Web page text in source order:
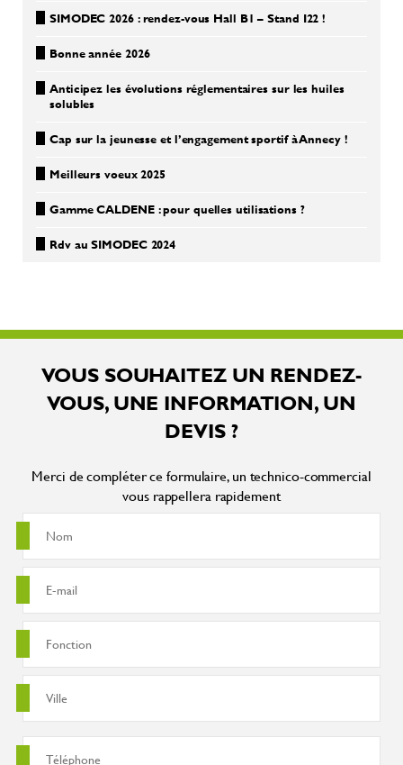
SIMODEC 2026 : rendez-vous Hall B1 – Stand I22 !
Bonne année 2026
Anticipez les évolutions réglementaires sur les huiles
solubles
Cap sur la jeunesse et l’engagement sportif à Annecy !
Meilleurs voeux 2025
Gamme CALDENE : pour quelles utilisations ?
Rdv au SIMODEC 2024
VOUS SOUHAITEZ UN RENDEZ-
VOUS, UNE INFORMATION, UN
DEVIS ?
Merci de compléter ce formulaire, un technico-commercial
vous rappellera rapidement